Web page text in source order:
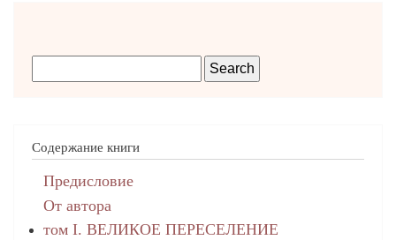
Содержание книги
Предисловие
От автора
том I. ВЕЛИКОЕ ПЕРЕСЕЛЕНИЕ